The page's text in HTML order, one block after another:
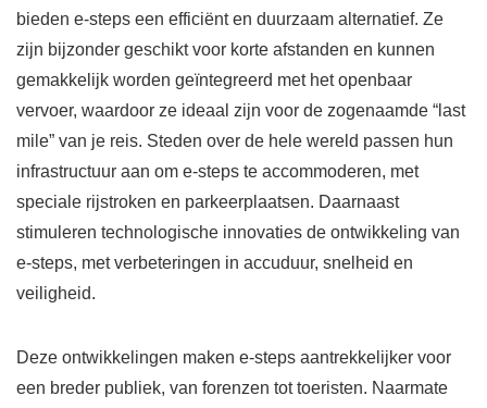
bieden e-steps een efficiënt en duurzaam alternatief. Ze
zijn bijzonder geschikt voor korte afstanden en kunnen
gemakkelijk worden geïntegreerd met het openbaar
vervoer, waardoor ze ideaal zijn voor de zogenaamde “last
mile” van je reis. Steden over de hele wereld passen hun
infrastructuur aan om e-steps te accommoderen, met
speciale rijstroken en parkeerplaatsen. Daarnaast
stimuleren technologische innovaties de ontwikkeling van
e-steps, met verbeteringen in accuduur, snelheid en
veiligheid.
Deze ontwikkelingen maken e-steps aantrekkelijker voor
een breder publiek, van forenzen tot toeristen. Naarmate